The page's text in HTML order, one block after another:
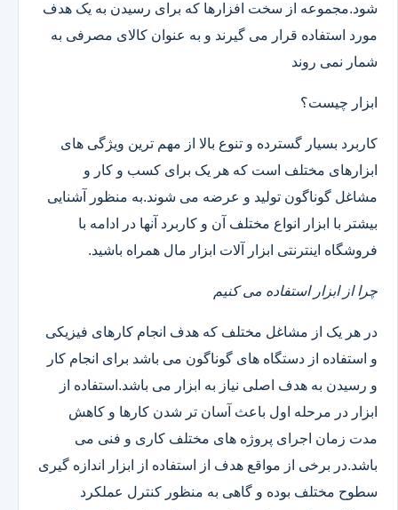
شود.مجموعه از سخت افزارها که برای رسیدن به یک هدف
مورد استفاده قرار می گیرند و به عنوان کالای مصرفی به
شمار نمی روند
ابزار چیست؟
کاربرد بسیار گسترده و تنوع بالا از مهم ترین ویژگی های
ابزارهای مختلف است که هر یک برای کسب و کار و
مشاغل گوناگون تولید و عرضه می شوند.به منظور آشنایی
بیشتر با ابزار انواع مختلف آن و کاربرد آنها در ادامه با
فروشگاه اینترنتی ابزار آلات ابزار مال همراه باشید.
چرا از ابزار استفاده می کنیم
در هر یک از مشاغل مختلف که هدف انجام کارهای فیزیکی
و استفاده از دستگاه های گوناگون می باشد برای انجام کار
و رسیدن به هدف اصلی نیاز به ابزار می باشد.استفاده از
ابزار در مرحله اول باعث آسان تر شدن کارها و کاهش
مدت زمان اجرای پروژه های مختلف کاری و فنی می
باشد.در برخی از مواقع هدف از استفاده از ابزار اندازه گیری
سطوح مختلف بوده و گاهی به منظور کنترل عملکرد